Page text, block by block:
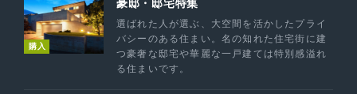
購入
豪邸・邸宅特集
選ばれた人が選ぶ、大空間を活かしたプライ
バシーのある住まい。名の知れた住宅街に建
つ豪奢な邸宅や華麗な一戸建ては特別感溢れ
る住まいです。